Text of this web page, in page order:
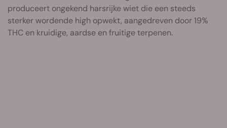
produceert ongekend harsrijke wiet die een steeds
sterker wordende high opwekt, aangedreven door 19%
THC en kruidige, aardse en fruitige terpenen.